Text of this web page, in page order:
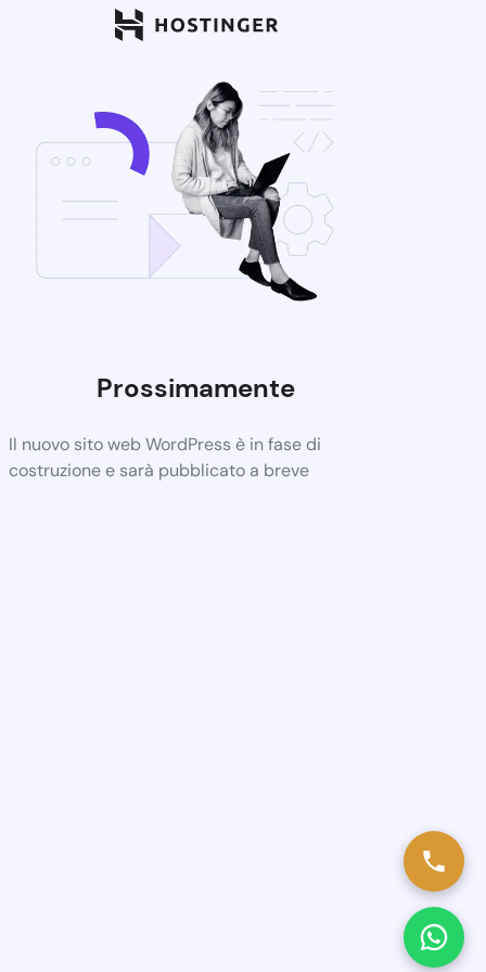
Prossimamente
Il nuovo sito web WordPress è in fase di
costruzione e sarà pubblicato a breve